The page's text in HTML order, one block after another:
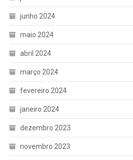
junho 2024
maio 2024
abril 2024
março 2024
fevereiro 2024
janeiro 2024
dezembro 2023
novembro 2023